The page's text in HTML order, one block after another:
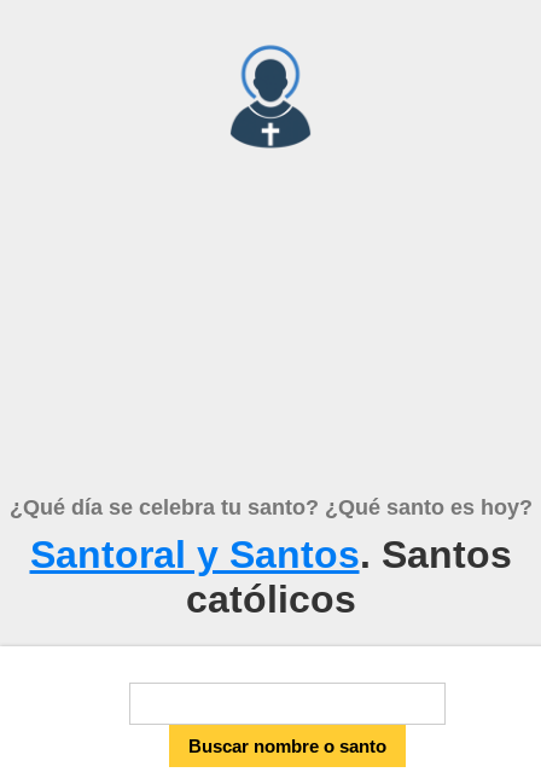
¿Qué día se celebra tu santo? ¿Qué santo es hoy?
Santoral y Santos. Santos
católicos